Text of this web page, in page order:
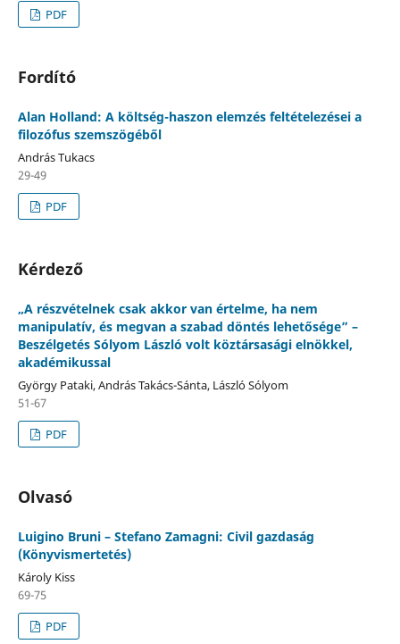
PDF
Fordító
Alan Holland: A költség-haszon elemzés feltételezései a
filozófus szemszögéből
András Tukacs
29-49
PDF
Kérdező
„A részvételnek csak akkor van értelme, ha nem
manipulatív, és megvan a szabad döntés lehetősége” –
Beszélgetés Sólyom László volt köztársasági elnökkel,
akadémikussal
György Pataki, András Takács-Sánta, László Sólyom
51-67
PDF
Olvasó
Luigino Bruni – Stefano Zamagni: Civil gazdaság
(Könyvismertetés)
Károly Kiss
69-75
PDF